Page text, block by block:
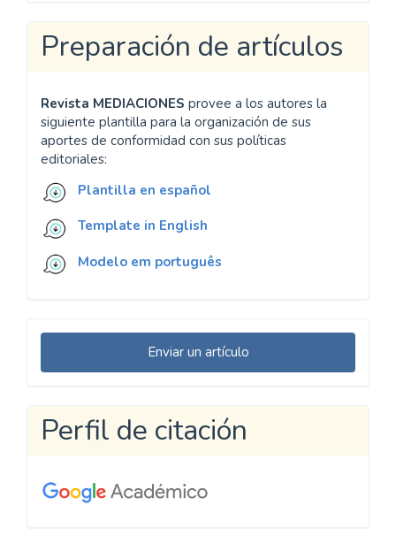
Preparación de artículos
Revista MEDIACIONES provee a los autores la
siguiente plantilla para la organización de sus
aportes de conformidad con sus políticas
editoriales:
Plantilla en español
Template in English
Modelo em português
Enviar
un
Enviar un artículo
Perfil de citación